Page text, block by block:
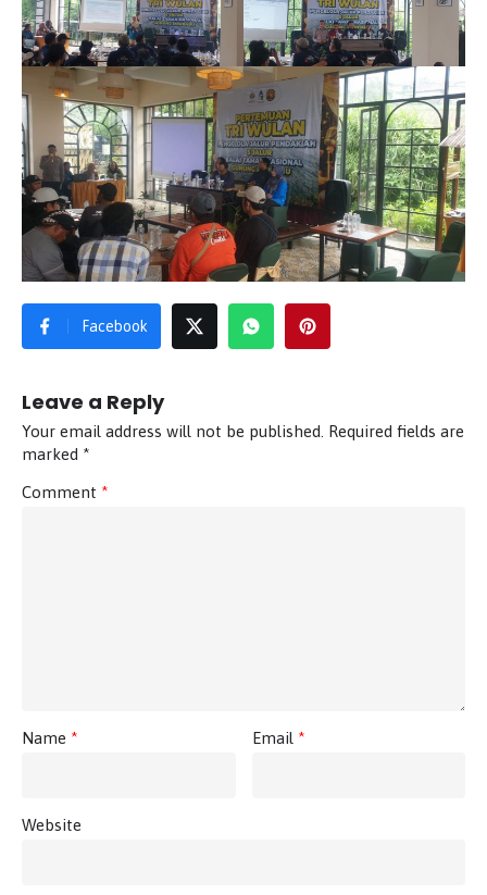
Facebook
Leave a Reply
Your email address will not be published. Required fields are
marked *
Comment *
Name * Email *
Website